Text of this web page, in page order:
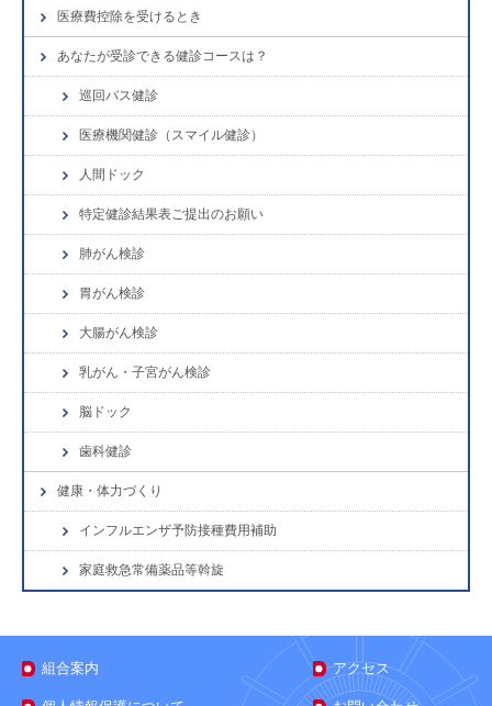
医療費控除を受けるとき
あなたが受診できる健診コースは？
巡回バス健診
医療機関健診（スマイル健診）
人間ドック
特定健診結果表ご提出のお願い
肺がん検診
胃がん検診
大腸がん検診
乳がん・子宮がん検診
脳ドック
歯科健診
健康・体力づくり
インフルエンザ予防接種費用補助
家庭救急常備薬品等斡旋
組合案内 アクセス